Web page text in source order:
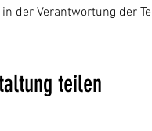
der Verantwortung der
teilen